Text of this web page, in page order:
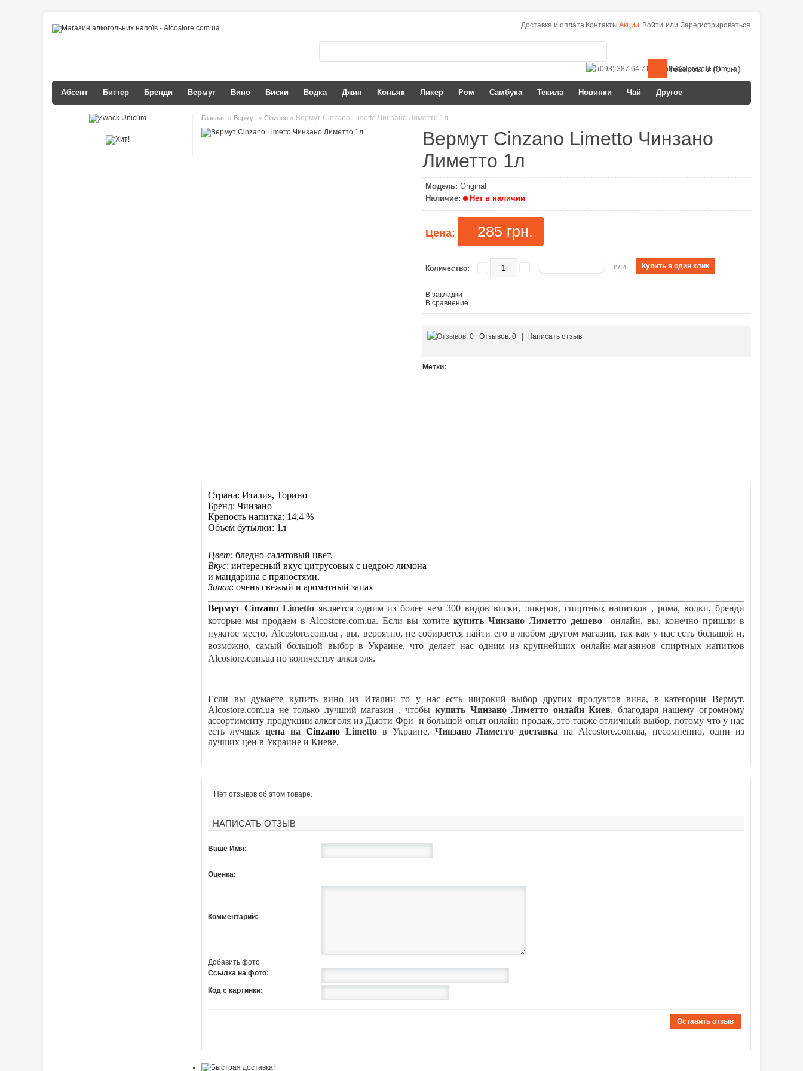
Доставка и оплата Контакты Акции Войти или Зарегистрироваться
(093) 387 64 71 info@alcostore.com.ua
Товаров: 0 (0 грн.)
Абсент Биттер Бренди Вермут Вино Виски Водка Джин Коньяк Ликер Ром Самбука Текила Новинки Чай Другое
Главная » Вермут » Cinzano » Вермут Cinzano Limetto Чинзано Лиметто 1л
Вермут Cinzano Limetto Чинзано
Лиметто 1л
Модель: Original
Наличие:
Нет в наличии
Цена: 285 грн.
Количество: - или -
В закладки
В сравнение
Отзывов: 0 Написать отзыв
Метки:
Страна: Италия, Торино
Бренд: Чинзано
Крепость напитка: 14,4 %
Объем бутылки: 1л
Цвет: бледно-салатовый цвет.
Вкус: интересный вкус цитрусовых с цедрою лимона
и мандарина с пряностями.
Запах: очень свежый и ароматный запах
Вермут Cinzano Limetto является одним из более чем 300 видов виски, ликеров, спиртных напитков , рома, водки, бренди
которые мы продаем в Alcostore.com.ua. Если вы хотите купить Чинзано Лиметто дешево
онлайн, вы, конечно пришли в
нужное место, Alcostore.com.ua , вы, вероятно, не собирается найти его в любом другом магазин, так как у нас есть большой и,
возможно, самый большой выбор в Украине, что делает нас одним из крупнейших онлайн-магазинов спиртных напитков
Alcostore.com.ua по количеству алкоголя.
Если вы думаете купить вино из Италиито у нас есть широкий выбор других продуктов вина, в категории Вермут.
Alcostore.com.ua не только лучший магазин , чтобы купить ЧинзаноЛиметто онлайн Киев, благодаря нашему огромному
ассортименту продукции алкоголя из Дьюти Фри и большой опыт онлайн продаж, это также отличный выбор, потому что у нас
есть лучшая цена на Cinzano Limetto в Украине. ЧинзаноЛиметто доставка на Alcostore.com.ua, несомненно, одни из
лучших цен в Украине и Киеве.
Нет отзывов об этом товаре.
НАПИСАТЬ ОТЗЫВ
Ваше Имя:
Оценка:
Комментарий:
Добавить фото
Ссылка на фото:
Код с картинки:
Оставить отзыв